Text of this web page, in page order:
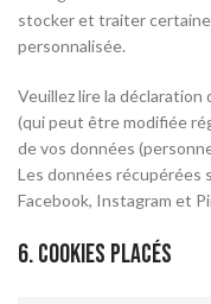
stocker et traiter
personnalisée.
Veuillez lire la
(qui peut être modifiée
de vos données
Les données récupérées
Facebook, Instagram et
6. Cookies placés